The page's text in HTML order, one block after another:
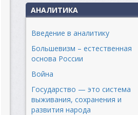
АНАЛИТИКА
Введение в аналитику
Большевизм – естественная
основа России
Война
Государство — это система
выживания, сохранения и
развития народа